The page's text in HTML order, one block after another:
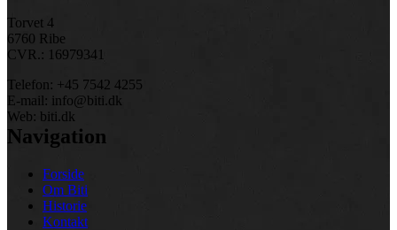
Torvet 4
6760 Ribe
CVR.: 16979341
Telefon: +45 7542 4255
E-mail: info@biti.dk
Web: biti.dk
Navigation
Forside
Om Biti
Historie
Kontakt